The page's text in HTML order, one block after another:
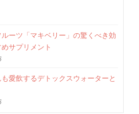
ーツ「マキベリー」の驚くべき効
サプリメント
愛飲するデトックスウォーターと